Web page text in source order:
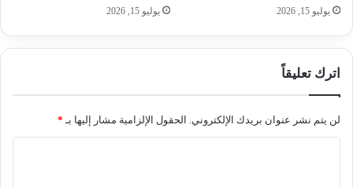
يوليو 15, 2026 يوليو 15, 2026
اترك تعليقاً
لن يتم نشر عنوان بريدك الإلكتروني. الحقول الإلزامية مشار إليها بـ *